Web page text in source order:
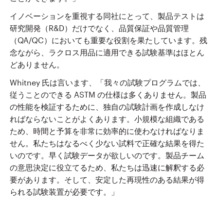
イノベーションを重視する同社にとって、製品テストは
研究開発（R&D）だけでなく、品質保証や品質管理
（QA/QC）においても重要な役割を果たしています。残
念ながら、ラクロス用品に適用できる試験基準はほとん
どありません。
Whitney 氏は言います、「我々の試験プログラムでは、
従うことのできる ASTM の仕様は多くありません。製品
の性能を検証するために、独自の試験計画を作成しなけ
ればならないことがよくあります。小規模な組織である
ため、時間と予算を非常に効率的に使わなければなりま
せん。私たちはなるべく少ない試料で正確な結果を得た
いのです。早く試験データが欲しいのです。製品チーム
の意思決定に役立てるため、私たちは迅速に解釈する必
要があります。そして、安定した再現性のある結果が得
られる試験装置が必要です。」